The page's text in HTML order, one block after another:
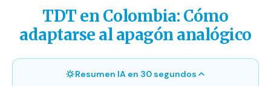
Growth Youtube ↗
TDT en Colombia: Cómo
adaptarse al apagón analógico
Resumen IA en 30 segundos